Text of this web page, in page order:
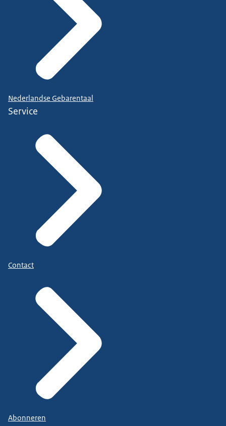
Nederlandse Gebarentaal
Service
Contact
Abonneren